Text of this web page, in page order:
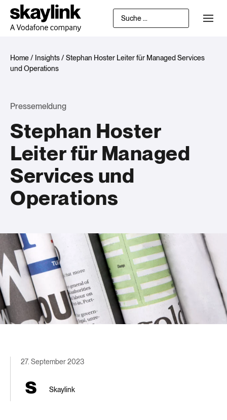
Home/ Insights/Stephan Hoster Leiter für Managed Services
und Operations
Pressemeldung
Stephan Hoster
Leiter für Managed
Services und
Operations
27. September 2023
Skaylink